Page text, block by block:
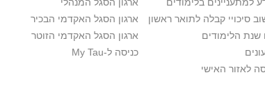
למתעניינים בלימודים
סיכויי קבלה לתואר ראשון
שנת הלימודים
לאזור האישי
ארגון הסגל המנהלי
ארגון הסגל האקדמי הבכיר
ארגון הסגל האקדמי הזוטר
כניסה ל-My Tau